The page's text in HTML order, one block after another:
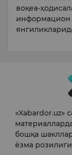
воқеа-
информацион
«Xabardor.uz»
бошқа
ёзма